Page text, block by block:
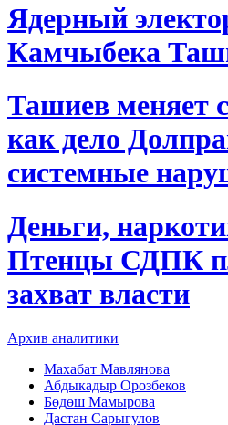
Ядерный
Камчыбека
Ташиев меняет
как дело
системные
Деньги,
Птенцы СДПК
захват власти
Архив аналитики
Махабат Мавлянова
Абдыкадыр Орозбеков
Бөдөш Мамырова
Дастан Сарыгулов